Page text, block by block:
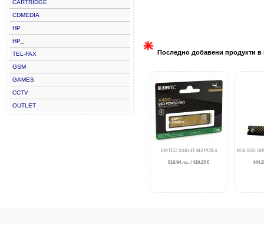
CARTRIDGE
CDMEDIA
HP
HP_
TEL-FAX
GSM
GAMES
CCTV
OUTLET
Последно добавени продукти в
EMTEC X410 4T M2 PCIE4
819.94 лв. / 419.23 €
MSI SSD